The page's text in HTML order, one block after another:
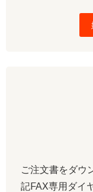
ご注文書をダウ
記FAX専用ダイ